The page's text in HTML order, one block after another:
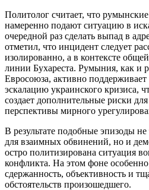
Политолог считает, что румынские
намеренно подают ситуацию в
очередной раз сделать выпад в
отметил, что инцидент следует
изолированно, а в контексте
линии Бухареста. Румыния, как и
Евросоюза, активно
эскалацию украинского кризиса,
создает дополнительные риски
перспективы мирного
В результате подобные эпизоды
для взаимных обвинений, но и
остро политизирована ситуация
конфликта. На этом фоне
сдержанность, объективность и
обстоятельств произошедшего.